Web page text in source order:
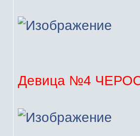
Девица №4